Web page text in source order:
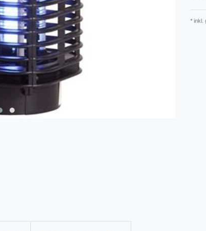
* inkl.